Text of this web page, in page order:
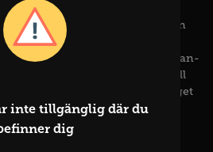
inte tillgänglig där du
dig
filmhistorien med både
värme i Nouvelle Vague - Den
porträtt av en brytningstid.
andan när en ung Jean-
av det som ska bli Till
inte bara förändrar hans eget
filmspråket.
Zoey Deutch